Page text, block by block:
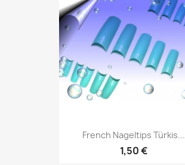
French Nageltips Türkis...
1,50 €